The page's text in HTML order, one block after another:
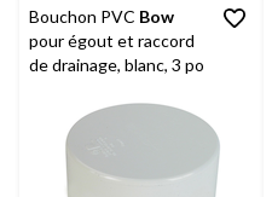
Bouchon PVC Bow
pour égout et raccord
de drainage, blanc, 3 po